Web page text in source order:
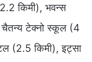
किमी), भवन्स
टेक्नो स्कूल (4
(2.5 किमी), इट्सा